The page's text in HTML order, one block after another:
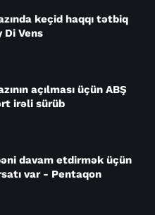
keçid haqqı tətbiq
Vens
açılması üçün ABŞ
irəli sürüb
davam etdirmək üçün
var - Pentaqon